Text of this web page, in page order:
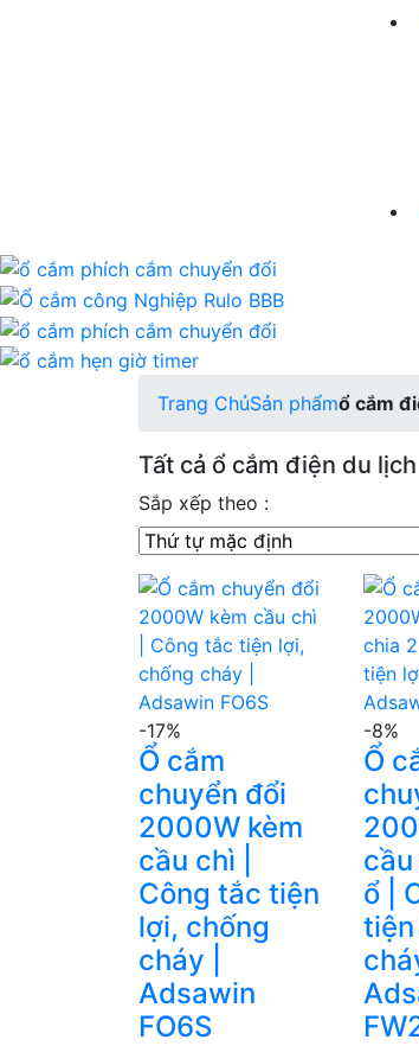
Trang ChủSản phẩmổ cắm
Tất cả ổ cắm điện du lịch
Sắp xếp theo :
-17%
Ổ cắm
chuyển đổi
2000W kèm
cầu chì |
Công tắc tiện
lợi, chống
cháy |
Adsawin
FO6S
-8%
Ổ
ổ |